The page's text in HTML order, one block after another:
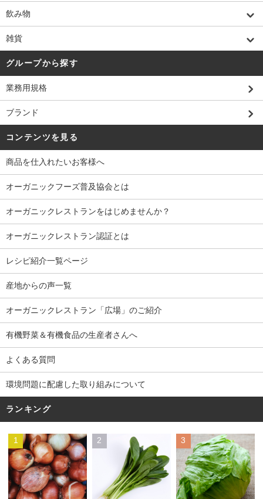
飲み物
雑貨
グループから探す
業務用規格
ブランド
コンテンツを見る
商品を仕入れたいお客様へ
オーガニックフーズ普及協会とは
オーガニックレストランをはじめませんか？
オーガニックレストラン認証とは
レシピ紹介一覧ページ
産地からの声一覧
オーガニックレストラン「広場」のご紹介
有機野菜＆有機食品の生産者さんへ
よくある質問
環境問題に配慮した取り組みについて
ランキング
1 2 3